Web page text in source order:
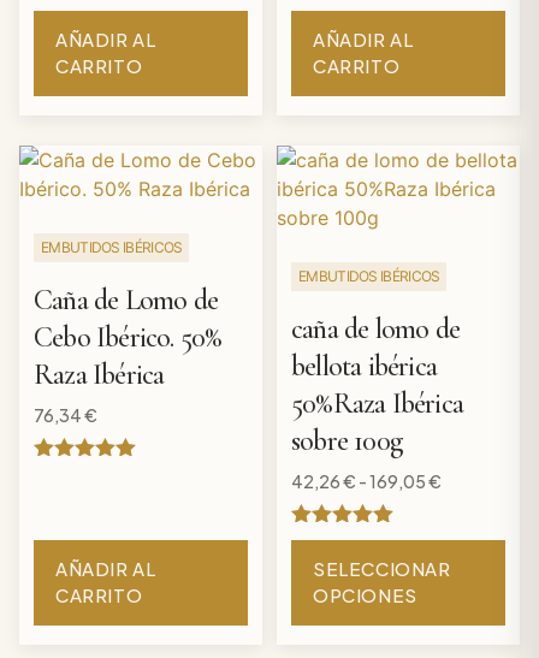
5
de 5AÑADIR AL
CARRITO
Valorado
con
de 5
AÑADIR AL
CARRITO
EMBUTIDOS IBÉRICOS
Caña de Lomo de
Cebo Ibérico. 50%
Raza Ibérica
76,34€
AÑADIR AL
CARRITO
EMBUTIDOS IBÉRICOS
caña de lomo de
bellota ibérica
50%Raza Ibérica
sobre 100g
42,26€ -169,05€
Valorado
con
de 5
SELECCIONAR
OPCIONES